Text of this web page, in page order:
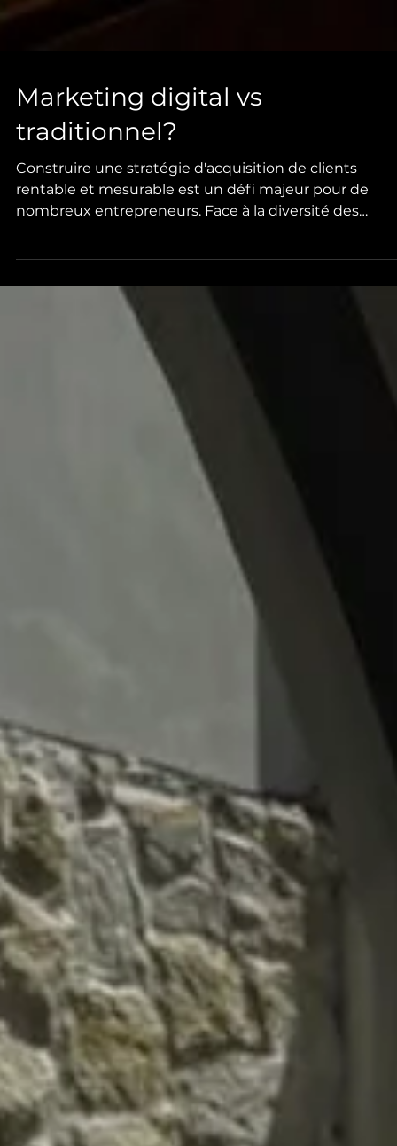
traditionnel?
Construire une stratégie d'acquisition de clients
rentable et mesurable est un défi majeur pour de
nombreux entrepreneurs. Face à la diversité des
canaux disponibles, il est essentiel de comprendre les
différences entre le marketing digital et le marketing
traditionnel pour choisir la meilleure approche. Ce
guide vous aidera à comparer ces deux méthodes et
bâtir une stratégie efficace qui maximise votre retour